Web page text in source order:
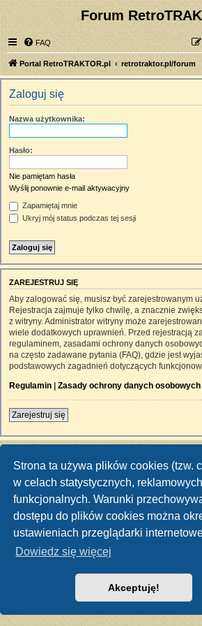
Strona ta używa plików cookies (tzw.
w celach statystycznych,
funkcjonalnych. Warunki
dostępu do plików cookies można
ustawieniach przeglądarki
Dowiedz się więcej
Akceptuję!
Forum
FAQ
Portal RetroTRAKTOR.pl retrotraktor.pl/forum
Zaloguj się
Nazwa użytkownika:
Hasło:
Nie pamiętam hasła
Wyślij ponownie e-mail aktywacyjny
Zapamiętaj mnie
Ukryj mój status podczas tej sesji
ZAREJESTRUJ SIĘ
Aby zalogować się, musisz być zarejestrowanym
Rejestracja zajmuje tylko chwilę, a znacznie
z witryny. Administrator witryny może
wiele dodatkowych uprawnień. Przed rejestracją
regulaminem, zasadami ochrony danych
na często zadawane pytania (FAQ), gdzie jest
podstawowych zagadnień dotyczących
Regulamin | Zasady ochrony danych osobowych
Zarejestruj się
Technologię dostarcza phpBB ® Forum
Polski pakiet językowy dostarcza
Zasady ochrony danych osobowych|